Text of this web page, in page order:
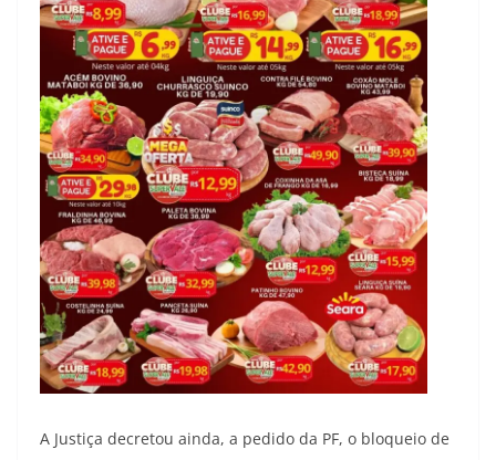
A Justiça decretou ainda, a pedido da PF, o bloqueio de